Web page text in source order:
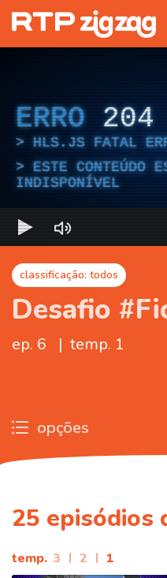
ERRO 204
HLS.JS FATAL
ESTE CONTEÚDO
INDISPONÍVEL
classificação: todos
Desafio
ep. 6 | temp. 1
opções
25 episódios
temp. 3 | 2 | 1